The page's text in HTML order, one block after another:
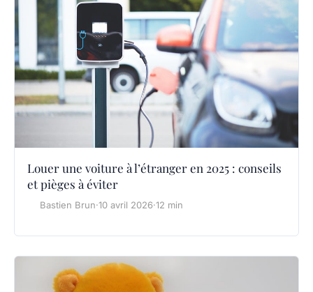
Louer une voiture à l’étranger en 2025 : conseils
et pièges à éviter
Bastien Brun·10 avril 2026·12 min